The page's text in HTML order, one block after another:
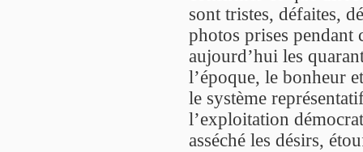
sont tristes, défaites,
photos prises
aujourd’hui les
l’époque, le bonheur
le système
l’exploitation
asséché les désirs,